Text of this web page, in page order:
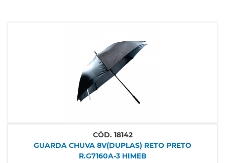
CÓD. 18142
GUARDA CHUVA 8V(DUPLAS) RETO PRETO
R.G7160A-3 HIMEB